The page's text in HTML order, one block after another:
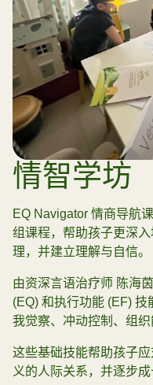
常规工作坊
参考资料
情智学坊
EQ Navigator 情商导航
组课程，帮助孩子更深
理，并建立理解与自信。
由资深言语治疗师 陈海
(EQ) 和执行功能 (EF)
我觉察、冲动控制、组织
这些基础技能帮助孩子
义的人际关系，并逐步成